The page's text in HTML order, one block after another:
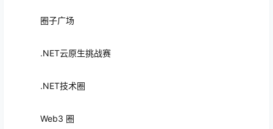
圈子广场
.NET云原生挑战赛
.NET技术圈
Web3 圈